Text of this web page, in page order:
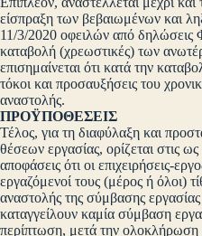
είσπραξη των βεβαιωμένων και
11/3/2020 οφειλών από
καταβολή (χρεωστικές) των
επισημαίνεται ότι κατά την
τόκοι και προσαυξήσεις του
αναστολής.
ΠΡΟΫΠΟΘΕΣΕΙΣ
Τέλος, για τη διαφύλαξη και
θέσεων εργασίας, ορίζεται στις
αποφάσεις ότι οι επιχειρήσεις-
εργαζόμενοί τους (μέρος ή όλοι)
αναστολής της σύμβασης εργασίας
καταγγείλουν καμία σύμβαση
περίπτωση, μετά την ολοκλήρωση